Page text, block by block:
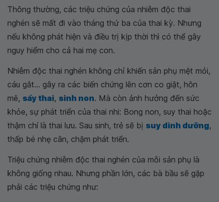
Thông thường, các triệu chứng của nhiễm độc thai
nghén sẽ mất đi vào tháng thứ ba của thai kỳ. Nhưng
nếu không phát hiện và điều trị kịp thời thì có thể gây
nguy hiểm cho cả hai mẹ con.
Nhiễm độc thai nghén không chỉ khiến sản phụ mệt mỏi,
cáu gắt... gây ra các biến chứng lên cơn co giật, hôn
mê, sẩy thai, sinh non. Mà còn ảnh hưởng đến sức
khỏe, sự phát triển của thai nhi: Bong non, suy thai hoặc
thậm chí là thai lưu. Sau sinh, trẻ sẽ bị suy dinh dưỡng,
thấp bé nhẹ cân, chậm phát triển.
Triệu chứng nhiễm độc thai nghén của mỗi sản phụ là
không giống nhau. Nhưng phần lớn, các bà bầu sẽ gặp
phải các triệu chứng như: